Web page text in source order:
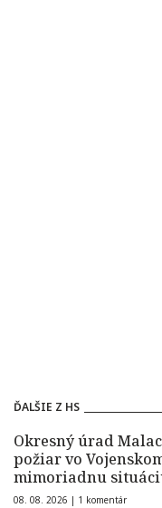
ĎALŠIE Z HS
Okresný úrad
požiar vo
mimoriadnu
08. 08. 2026 | 1 komentár